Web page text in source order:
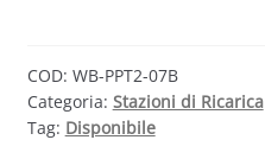
–
STAZIONE
DI
COD: WB-PPT2-07B
Categoria: Stazioni di Ricarica
Tag: Disponibile